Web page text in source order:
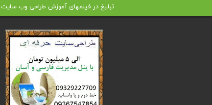
تبلیغ در فیلمهای آموزش طراحی وب سایت